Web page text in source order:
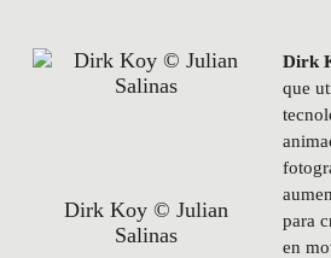
Dirk Koy © Julian
Salinas
Dirk
que
para
en